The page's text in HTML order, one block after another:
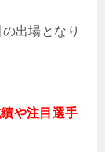
の出場となり
や注目選手